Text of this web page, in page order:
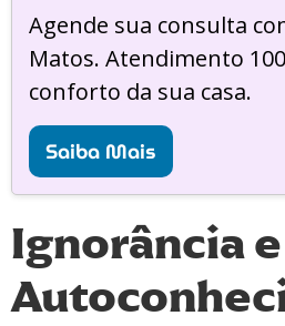
Agende sua consulta
Matos. Atendimento
conforto da sua casa.
Saiba Mais
Ignorância e